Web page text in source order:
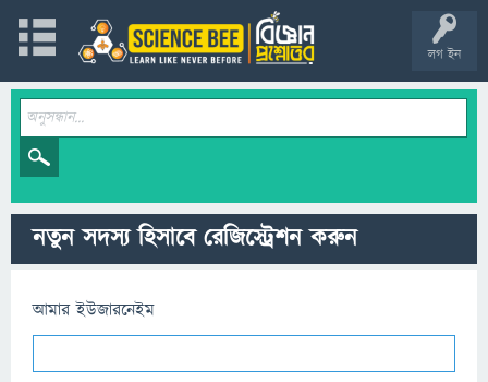
লগ ইন
নতুন সদস্য হিসাবে রেজিস্ট্রেশন করুন
আমার ইউজারনেইম